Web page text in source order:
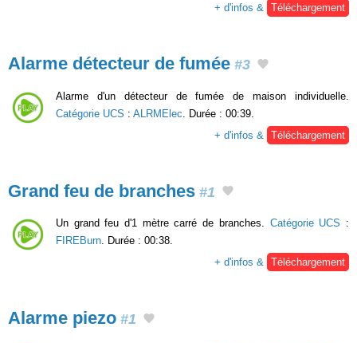
+ d'infos &
Téléchargement
Alarme détecteur de fumée #3
Alarme d'un détecteur de fumée de maison individuelle.
Catégorie UCS : ALRMElec . Durée : 00:39.
+ d'infos &
Téléchargement
Grand feu de branches #1
Un grand feu d'1 mètre carré de branches. Catégorie UCS :
FIREBurn. Durée : 00:38.
+ d'infos & Téléchargement
Alarme piezo #1